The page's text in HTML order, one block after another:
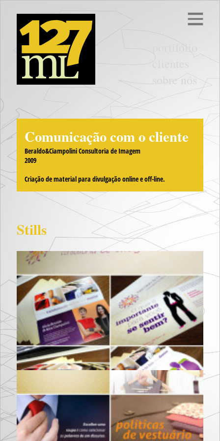
sobre nós
Comunicação com o cliente
Beraldo&Ciampolini Consultoria de Imagem
2009
Criação de material para divulgação online e off-line.
Stills